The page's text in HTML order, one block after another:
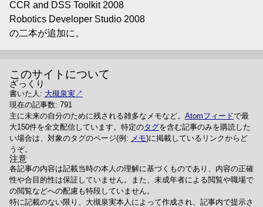
CCR and DSS Toolkit 2008
Robotics Developer Studio 2008
の二本が追加に。
このサイトについて
ざっくり
書いた人: 大槻泉実
現在の記事数: 791
主に未来の自分のために残される雑多なメモなど。 Atomフィードで最
大150件を全文配信しています。特定のタグを含む記事のみを購読した
い場合は、対象のタグのページ(例: メモ)に掲載しているリンクからど
うぞ。
注意
各記事の内容は記載当時の本人の理解に基づくものであり、内容の正確
性や合目的性は保証していません。また、未成年者による閲覧や職場で
の閲覧などへの配慮も特段していません。
特に記載のない限り、大槻泉実本人によって作成され、記事内で提示さ